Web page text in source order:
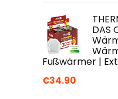
DAS
Fußwärmer |
€34.90